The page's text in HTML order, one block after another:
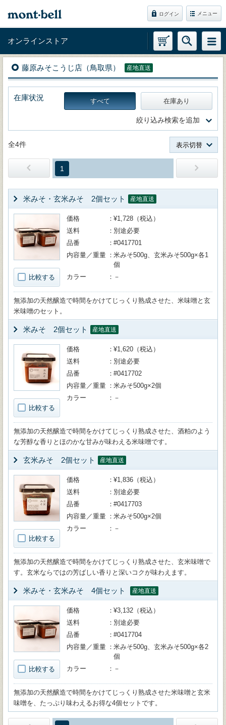
ログイン メニュー
オンラインストア
藤原みそこうじ店（鳥取県） 産地直送
在庫状況 すべて 在庫あり
絞り込み検索を追加
全4件 表示切替
1
米みそ・玄米みそ 2個セット 産地直送
比較する
価格
¥1,728（税込）
送料
別途必要
品番
#0417701
内容量／重量
米みそ500g、玄米みそ500g×各1
個
カラー
－
無添加の天然醸造で時間をかけてじっくり熟成させた、米味噌と玄
米味噌のセット。
米みそ 2個セット 産地直送
比較する
価格
¥1,620（税込）
送料
別途必要
品番
#0417702
内容量／重量
米みそ500g×2個
カラー
－
無添加の天然醸造で時間をかけてじっくり熟成させた、酒粕のよう
な芳醇な香りとほのかな甘みが味わえる米味噌です。
玄米みそ 2個セット 産地直送
比較する
価格
¥1,836（税込）
送料
別途必要
品番
#0417703
内容量／重量
米みそ500g×2個
カラー
－
無添加の天然醸造で時間をかけてじっくり熟成させた、玄米味噌で
す。玄米ならではの芳ばしい香りと深いコクが味わえます。
米みそ・玄米みそ 4個セット 産地直送
比較する
価格
¥3,132（税込）
送料
別途必要
品番
#0417704
内容量／重量
米みそ500g、玄米みそ500g×各2
個
カラー
－
無添加の天然醸造で時間をかけてじっくり熟成させた米味噌と玄米
味噌を、たっぷり味わえるお得な4個セットです。